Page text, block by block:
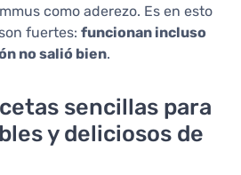
como aderezo. Es en esto
fuertes: funcionan incluso
no salió bien.
sencillas para
y deliciosos de